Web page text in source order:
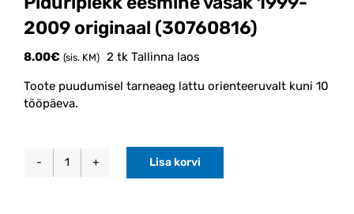
2009 originaal (30760816)
8.00€ (sis. KM) 2 tk Tallinna laos
Toote puudumisel tarneaeg lattu orienteeruvalt kuni 10
tööpäeva.
Piduriplekk
Lisa korvi